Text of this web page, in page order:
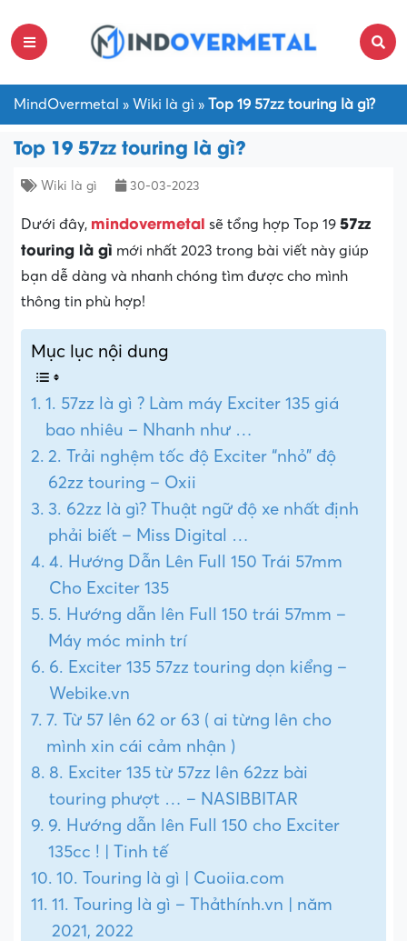
MindOvermetal » Wiki là gì » Top 19 57zz touring là gì?
Top 19 57zz touring là gì?
Wiki là gì 30-03-2023
Dưới đây, mindovermetal sẽ tổng hợp Top 19 57zz
touring là gì mới nhất 2023 trong bài viết này giúp
bạn dễ dàng và nhanh chóng tìm được cho mình
thông tin phù hợp!
Mục lục nội dung
1. 57zz là gì ? Làm máy Exciter 135 giá
bao nhiêu – Nhanh như …
2. Trải nghệm tốc độ Exciter “nhỏ” độ
62zz touring – Oxii
3. 62zz là gì? Thuật ngữ độ xe nhất định
phải biết – Miss Digital …
4. Hướng Dẫn Lên Full 150 Trái 57mm
Cho Exciter 135
5. Hướng dẫn lên Full 150 trái 57mm –
Máy móc minh trí
6. Exciter 135 57zz touring dọn kiểng –
Webike.vn
7. Từ 57 lên 62 or 63 ( ai từng lên cho
mình xin cái cảm nhận )
8. Exciter 135 từ 57zz lên 62zz bài
touring phượt … – NASIBBITAR
9. Hướng dẫn lên Full 150 cho Exciter
135cc ! | Tinh tế
10. Touring là gì | Cuoiia.com
11. Touring là gì – Thảthính.vn | năm
2021, 2022